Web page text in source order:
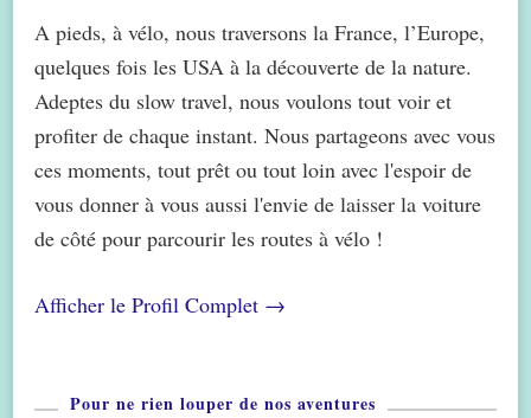
A pieds, à vélo, nous traversons la France, l’Europe,
quelques fois les USA à la découverte de la nature.
Adeptes du slow travel, nous voulons tout voir et
profiter de chaque instant. Nous partageons avec vous
ces moments, tout prêt ou tout loin avec l'espoir de
vous donner à vous aussi l'envie de laisser la voiture
de côté pour parcourir les routes à vélo !
Afficher le Profil Complet →
Pour ne rien louper de nos aventures